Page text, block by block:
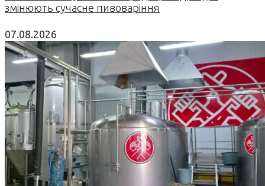
змінюють сучасне пивоваріння
07.08.2026